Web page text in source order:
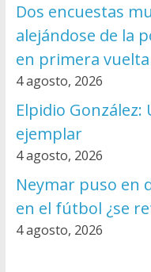
Dos encuestas
alejándose de la
en primera vuelta
4 agosto, 2026
Elpidio González:
ejemplar
4 agosto, 2026
Neymar puso en
en el fútbol ¿se
4 agosto, 2026